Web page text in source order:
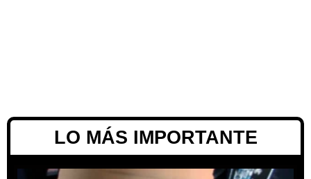
LO MÁS IMPORTANTE